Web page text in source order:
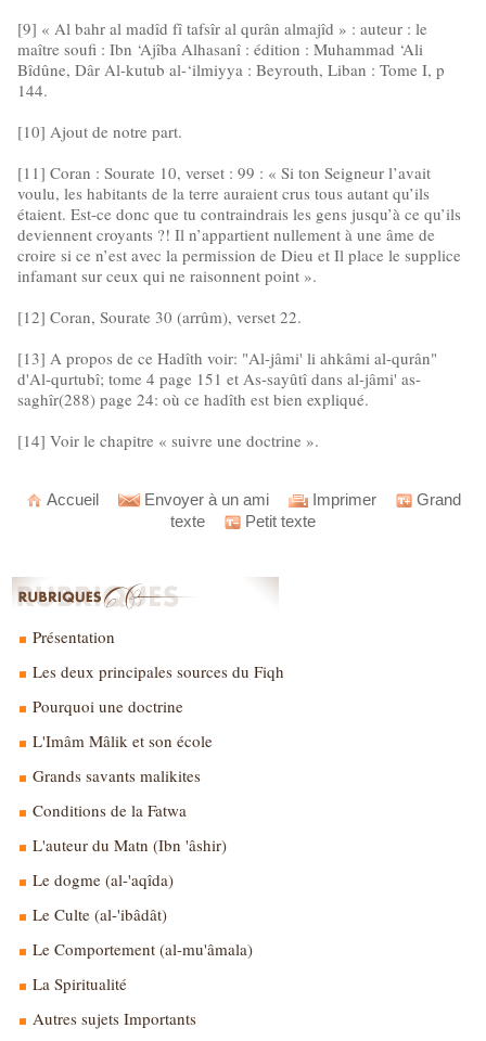
Présentation
Les deux principales sources du Fiqh
Pourquoi une doctrine
L'Imâm Mâlik et son école
Grands savants malikites
Conditions de la Fatwa
L'auteur du Matn (Ibn 'âshir)
Le dogme (al-'aqîda)
Le Culte (al-'ibâdât)
Le Comportement (al-mu'âmala)
La Spiritualité
Autres sujets Importants
[9] « Al bahr al madîd fî tafsîr al qurân almajîd » : auteur : le
maître soufi : Ibn ‘Ajîba Alhasanî : édition : Muhammad ‘Ali
Bîdûne, Dâr Al-kutub al-‘ilmiyya : Beyrouth, Liban : Tome I, p
144.
[10] Ajout de notre part.
[11] Coran : Sourate 10, verset : 99 : « Si ton Seigneur l’avait
voulu, les habitants de la terre auraient crus tous autant qu’ils
étaient. Est-ce donc que tu contraindrais les gens jusqu’à ce qu’ils
deviennent croyants ?! Il n’appartient nullement à une âme de
croire si ce n’est avec la permission de Dieu et Il place le supplice
infamant sur ceux qui ne raisonnent point ».
[12] Coran, Sourate 30 (arrûm), verset 22.
[13] A propos de ce Hadîth voir: "Al-jâmi' li ahkâmi al-qurân"
d'Al-qurtubî; tome 4 page 151 et As-sayûtî dans al-jâmi' as-
saghîr(288) page 24: où ce hadîth est bien expliqué.
[14] Voir le chapitre « suivre une doctrine ».
Accueil Envoyer à un ami Imprimer
Grand
texte
Petit texte